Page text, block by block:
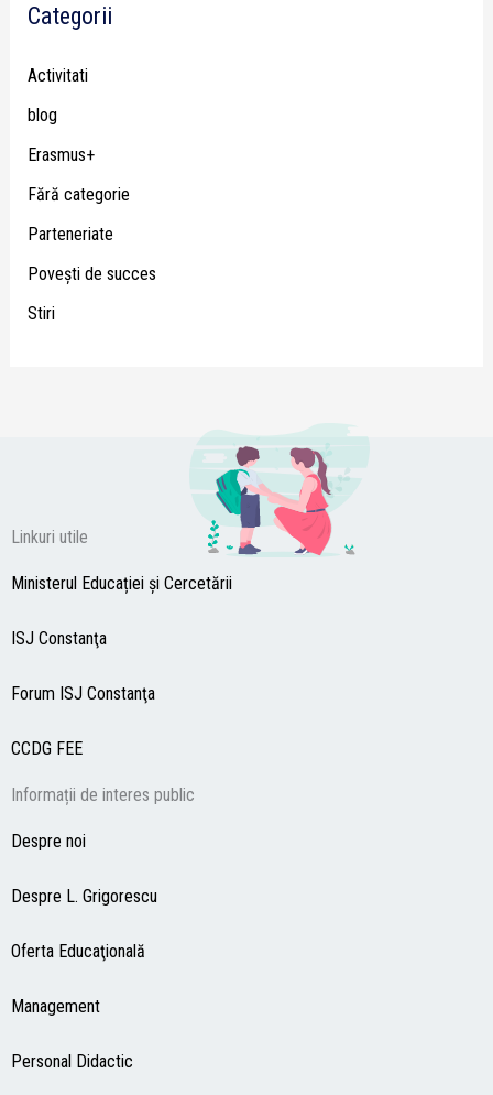
Categorii
Activitati
blog
Erasmus+
Fără categorie
Parteneriate
Poveşti de succes
Stiri
Linkuri utile
Ministerul Educației și Cercetării
ISJ Constanţa
Forum ISJ Constanţa
CCDG FEE
Informații de interes public
Despre noi
Despre L. Grigorescu
Oferta Educaţională
Management
Personal Didactic